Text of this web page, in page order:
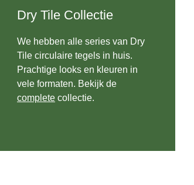
Dry Tile Collectie
We hebben alle series van Dry
Tile circulaire tegels in huis.
Prachtige looks en kleuren in
vele formaten. Bekijk de
complete collectie.